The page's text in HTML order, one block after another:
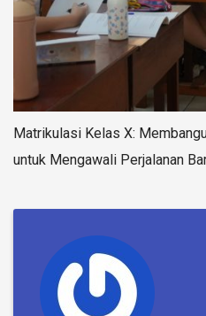
Matrikulasi Kelas X:
untuk Mengawali Perjalanan